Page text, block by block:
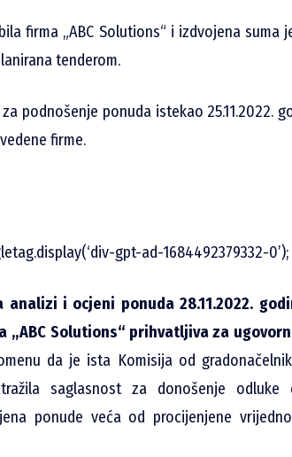
firma „ABC Solutions“ i izdvojena suma
tenderom.
podnošenje ponuda istekao 25.11.2022.
firme.
gpt-ad-1684492379332-0’);
i ocjeni ponuda 28.11.2022.
Solutions“ prihvatljiva za
da je ista Komisija od
saglasnost za donošenje odluke
ponude veća od procijenjene